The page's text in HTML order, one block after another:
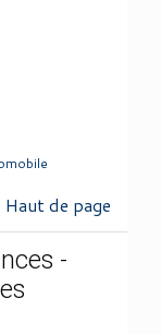
Haut de page
-